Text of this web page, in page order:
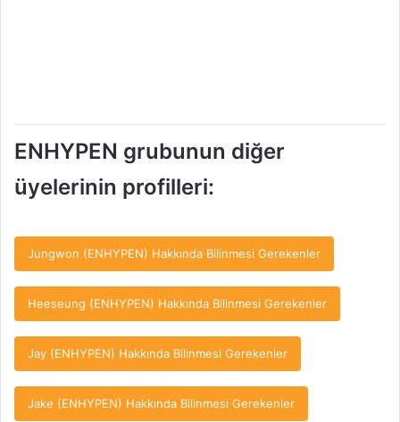
ENHYPEN grubunun diğer
üyelerinin profilleri:
Jungwon (ENHYPEN) Hakkında Bilinmesi Gerekenler
Heeseung (ENHYPEN) Hakkında Bilinmesi Gerekenler
Jay (ENHYPEN) Hakkında Bilinmesi Gerekenler
Jake (ENHYPEN) Hakkında Bilinmesi Gerekenler